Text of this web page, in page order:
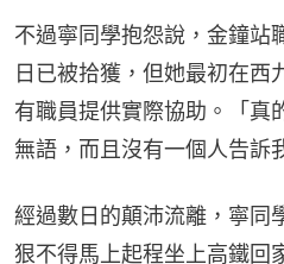
不過寧同學抱怨說，金鐘站
日已被拾獲，但她最初在西
有職員提供實際協助。「真
無語，而且沒有一個人告訴
經過數日的顛沛流離，寧同
狠不得馬上起程坐上高鐵回